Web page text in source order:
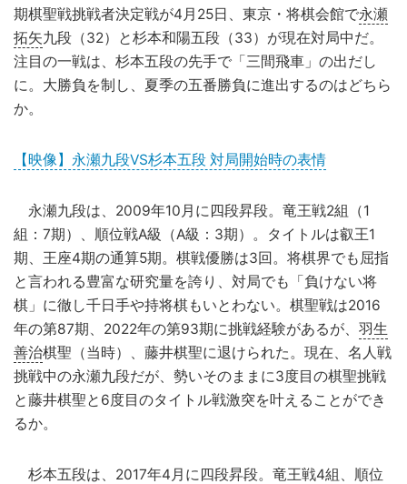
期棋聖戦挑戦者決定戦が4月25日、東京・将棋会館で永瀬
拓矢九段（32）と杉本和陽五段（33）が現在対局中だ。
注目の一戦は、杉本五段の先手で「三間飛車」の出だし
に。大勝負を制し、夏季の五番勝負に進出するのはどちら
か。
【映像】永瀬九段VS杉本五段 対局開始時の表情
永瀬九段は、2009年10月に四段昇段。竜王戦2組（1
組：7期）、順位戦A級（A級：3期）。タイトルは叡王1
期、王座4期の通算5期。棋戦優勝は3回。将棋界でも屈指
と言われる豊富な研究量を誇り、対局でも「負けない将
棋」に徹し千日手や持将棋もいとわない。棋聖戦は2016
年の第87期、2022年の第93期に挑戦経験があるが、 羽生
善治棋聖（当時）、藤井棋聖に退けられた。現在、名人戦
挑戦中の永瀬九段だが、勢いそのままに3度目の棋聖挑戦
と藤井棋聖と6度目のタイトル戦激突を叶えることができ
るか。
杉本五段は、2017年4月に四段昇段。竜王戦4組、順位